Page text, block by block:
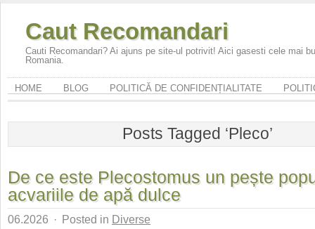
Caut Recomandari
Cauti Recomandari? Ai ajuns pe site-ul potrivit! Aici gasesti cele mai
Romania.
HOME BLOG POLITICĂ DE CONFIDENȚIALITATE
Posts Tagged ‘Pleco’
De ce este Plecostomus un pește
acvariile de apă dulce
06.2026 · Posted in Diverse